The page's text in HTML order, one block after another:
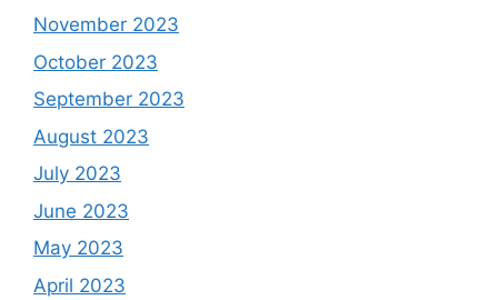
November 2023
October 2023
September 2023
August 2023
July 2023
June 2023
May 2023
April 2023